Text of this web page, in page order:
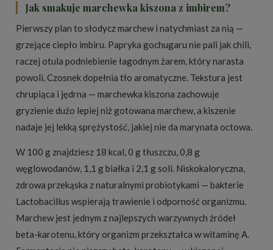
Jak smakuje marchewka kiszona z imbirem?
Pierwszy plan to słodycz marchew i natychmiast za nią —
grzejące ciepło imbiru. Papryka gochugaru nie pali jak chili,
raczej otula podniebienie łagodnym żarem, który narasta
powoli. Czosnek dopełnia tło aromatyczne. Tekstura jest
chrupiąca i jędrna — marchewka kiszona zachowuje
gryzienie dużo lepiej niż gotowana marchew, a kiszenie
nadaje jej lekką sprężystość, jakiej nie da marynata octowa.
W 100 g znajdziesz 18 kcal, 0 g tłuszczu, 0,8 g
węglowodanów, 1,1 g białka i 2,1 g soli. Niskokaloryczna,
zdrowa przekąska z naturalnymi probiotykami — bakterie
Lactobacillus wspierają trawienie i odporność organizmu.
Marchew jest jednym z najlepszych warzywnych źródeł
beta-karotenu, który organizm przekształca w witaminę A.